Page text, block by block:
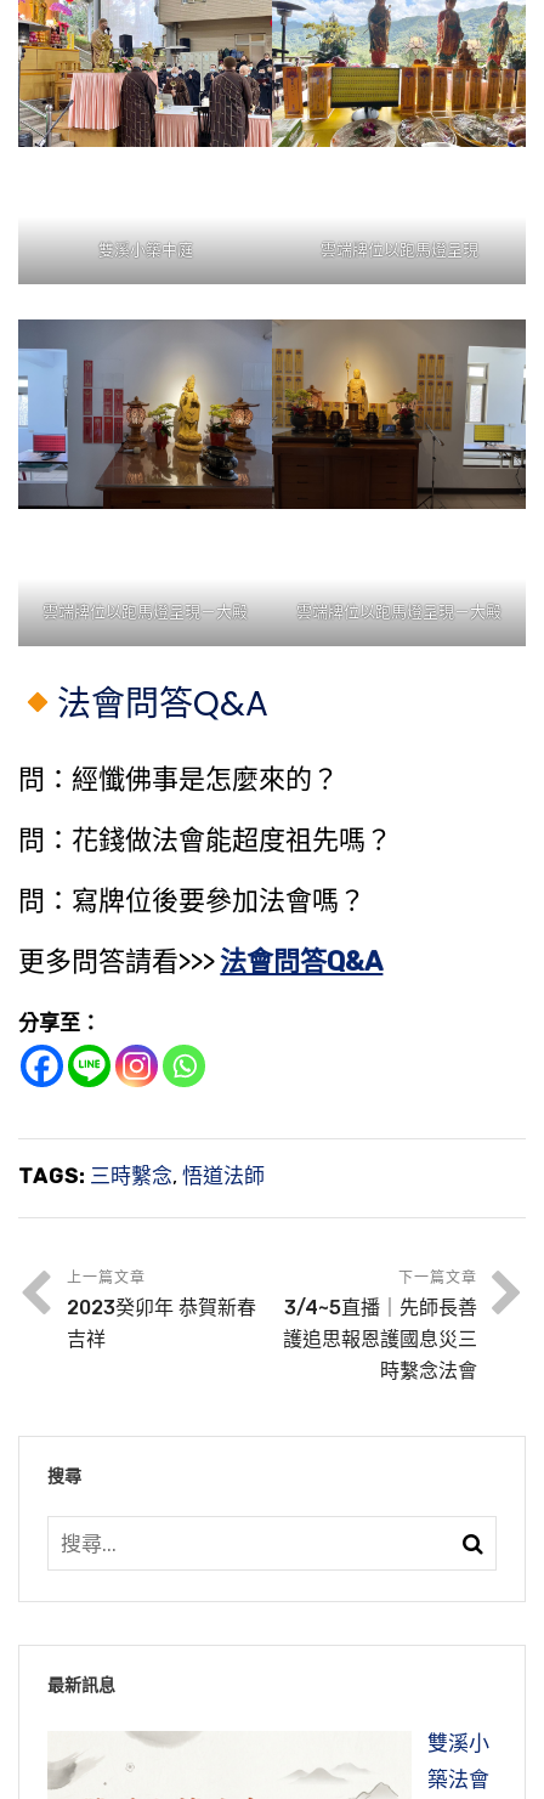
雙溪小築中庭 雲端牌位以跑馬燈呈現
雲端牌位以跑馬燈呈現－大殿 雲端牌位以跑馬燈呈現－大殿
法會問答Q&A
問：經懺佛事是怎麼來的？
問：花錢做法會能​超度祖先​嗎？
問：寫牌位後要參加法會嗎？
更多問答請看>>>法會問答Q&A
分享至：
TAGS: 三時繫念, 悟道法師
上一篇文章
2023癸卯年 恭賀新春
吉祥
下一篇文章
3/4~5直播｜先師長善
護追思報恩護國息災三
時繫念法會
搜尋
最新訊息
雙溪小
築法會